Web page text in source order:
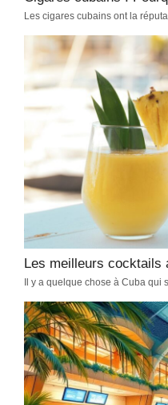
Viazul à Cuba, comment
le site affiche complet et
conseils pratiques testés sur
Douane à Cuba :
autorisés et
Découvrir Cuba - janvier 28,
La douane cubaine impose
formulaire D'Viajeros, la limite
l'interdiction des drones.